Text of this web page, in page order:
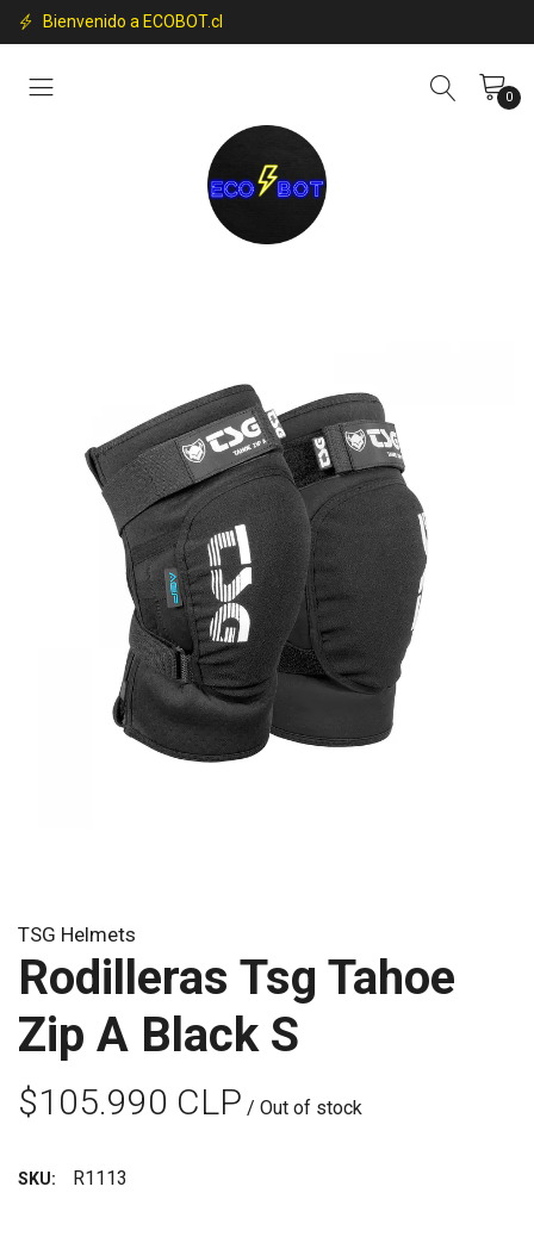
Bienvenido a ECOBOT.cl
0
TSG Helmets
Rodilleras Tsg Tahoe
Zip A Black S
$105.990 CLP / Out of stock
SKU: R1113